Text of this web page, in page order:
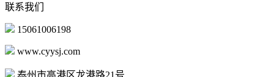
联系我们
15061006198
www.cyysj.com
泰州市高港区龙港路21号